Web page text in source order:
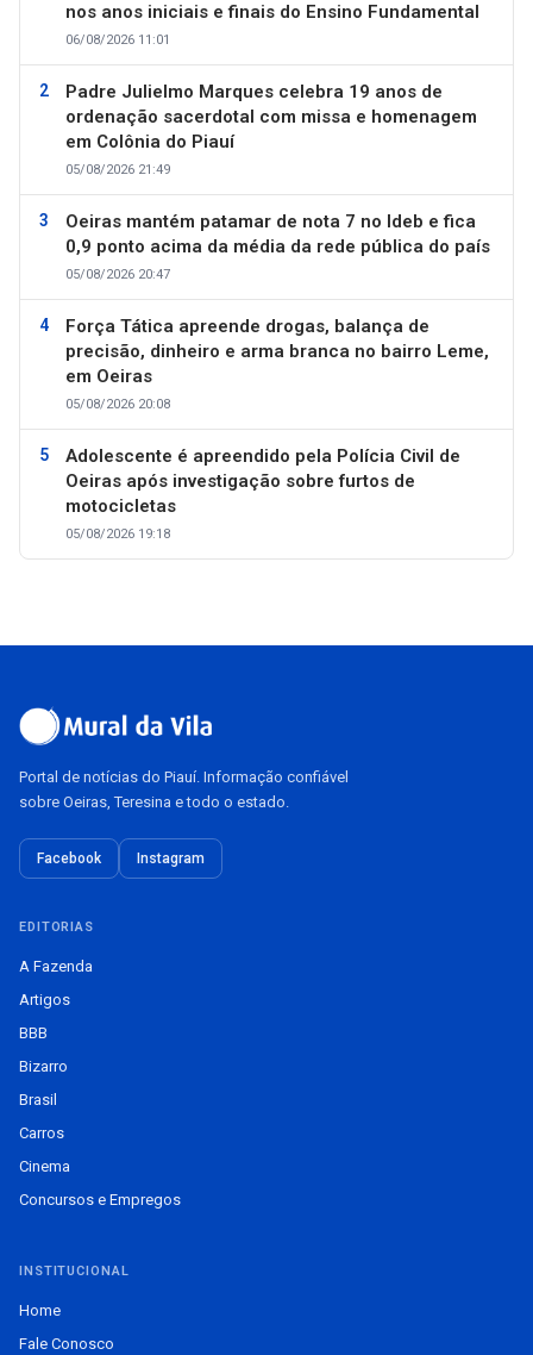
nos anos iniciais e finais do Ensino Fundamental
06/08/2026 11:01
Padre Julielmo Marques celebra 19 anos de
ordenação sacerdotal com missa e homenagem
em Colônia do Piauí
05/08/2026 21:49
Oeiras mantém patamar de nota 7 no Ideb e fica
0,9 ponto acima da média da rede pública do país
05/08/2026 20:47
Força Tática apreende drogas, balança de
precisão, dinheiro e arma branca no bairro Leme,
em Oeiras
05/08/2026 20:08
Adolescente é apreendido pela Polícia Civil de
Oeiras após investigação sobre furtos de
motocicletas
05/08/2026 19:18
Portal de notícias do Piauí. Informação confiável
sobre Oeiras, Teresina e todo o estado.
Facebook Instagram
EDITORIAS
A Fazenda
Artigos
BBB
Bizarro
Brasil
Carros
Cinema
Concursos e Empregos
INSTITUCIONAL
Home
Fale Conosco